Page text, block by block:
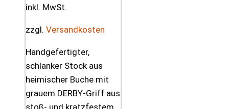
inkl. MwSt.
zzgl. Versandkosten
Handgefertigter,
schlanker Stock aus
heimischer Buche mit
grauem DERBY-Griff aus